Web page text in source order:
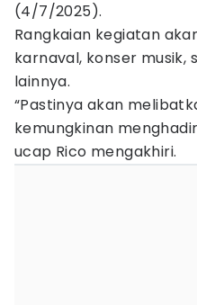
(4/7/2025).
Rangkaian kegiatan
karnaval, konser
lainnya.
“Pastinya akan
kemungkinan
ucap Rico mengakhiri.